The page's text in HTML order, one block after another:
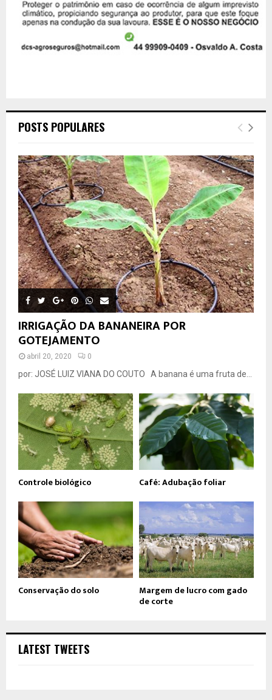
POSTS POPULARES
IRRIGAÇÃO DA BANANEIRA POR
GOTEJAMENTO
abril 20, 2020 0
por: JOSÉ LUIZ VIANA DO COUTO A banana é uma fruta de...
Controle biológico Café: Adubação foliar
Conservação do solo Margem de lucro com gado
de corte
LATEST TWEETS